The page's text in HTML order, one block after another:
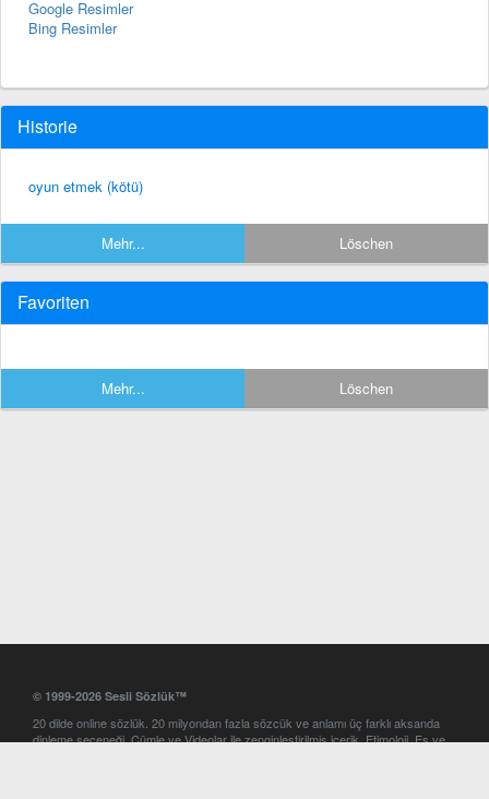
Google Resimler
Bing Resimler
Historie
oyun etmek (kötü)
Mehr... Löschen
Favoriten
Mehr... Löschen
© 1999-2026 Sesli Sözlük™
20 dilde online sözlük. 20 milyondan fazla sözcük ve anlamı üç farklı aksanda
dinleme seçeneği. Cümle ve Videolar ile zenginleştirilmiş içerik. Etimoloji, Eş ve